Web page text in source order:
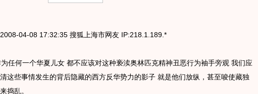
04-08 17:32:35 搜狐上海市网友 IP:218.1.189.*
任何一个华夏儿女 都不应该对这种亵渎奥林匹克精神丑恶行为袖手旁观 我们应
这些事情发生的背后隐藏的西方反华势力的影子 就是他们放纵，甚至唆使藏独
捣乱。